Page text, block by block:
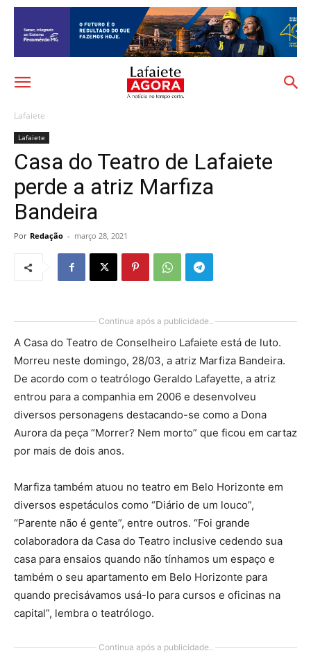
Lafaiete
Lafaiete
Casa do Teatro de Lafaiete
perde a atriz Marfiza
Bandeira
Por Redação - março 28, 2021
Continua após a publicidade..
A Casa do Teatro de Conselheiro Lafaiete está de luto.
Morreu neste domingo, 28/03, a atriz Marfiza Bandeira.
De acordo com o teatrólogo Geraldo Lafayette, a atriz
entrou para a companhia em 2006 e desenvolveu
diversos personagens destacando-se como a Dona
Aurora da peça “Morrer? Nem morto” que ficou em cartaz
por mais de dois anos.
Marfiza também atuou no teatro em Belo Horizonte em
diversos espetáculos como “Diário de um louco”,
“Parente não é gente”, entre outros. “Foi grande
colaboradora da Casa do Teatro inclusive cedendo sua
casa para ensaios quando não tínhamos um espaço e
também o seu apartamento em Belo Horizonte para
quando precisávamos usá-lo para cursos e oficinas na
capital”, lembra o teatrólogo.
Continua após a publicidade..